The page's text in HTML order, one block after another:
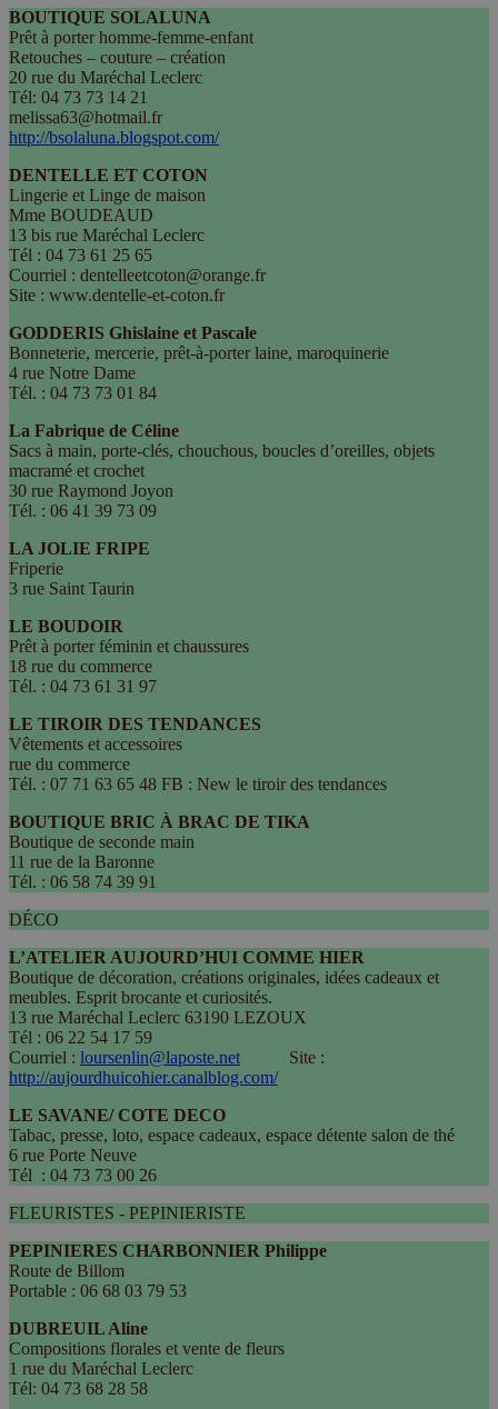
BOUTIQUE SOLALUNA
Prêt à porter homme-femme-enfant
Retouches – couture – création
20 rue du Maréchal Leclerc
Tél: 04 73 73 14 21
melissa63@hotmail.fr
http://bsolaluna.blogspot.com/
DENTELLE ET COTON
Lingerie et Linge de maison
Mme BOUDEAUD
13 bis rue Maréchal Leclerc
Tél : 04 73 61 25 65
Courriel : dentelleetcoton@orange.fr
Site : www.dentelle-et-coton.fr
GODDERIS Ghislaine et Pascale
Bonneterie, mercerie, prêt-à-porter laine, maroquinerie
4 rue Notre Dame
Tél. : 04 73 73 01 84
La Fabrique de Céline
Sacs à main, porte-clés, chouchous, boucles d’oreilles, objets
macramé et crochet
30 rue Raymond Joyon
Tél. : 06 41 39 73 09
LA JOLIE FRIPE
Friperie
3 rue Saint Taurin
LE BOUDOIR
Prêt à porter féminin et chaussures
18 rue du commerce
Tél. : 04 73 61 31 97
LE TIROIR DES TENDANCES
Vêtements et accessoires
rue du commerce
Tél. : 07 71 63 65 48 FB : New le tiroir des tendances
BOUTIQUE BRIC À BRAC DE TIKA
Boutique de seconde main
11 rue de la Baronne
Tél. : 06 58 74 39 91
DÉCO
L’ATELIER AUJOURD’HUI COMME HIER
Boutique de décoration, créations originales, idées cadeaux et
meubles. Esprit brocante et curiosités.
13 rue Maréchal Leclerc 63190 LEZOUX
Tél : 06 22 54 17 59
Courriel : loursenlin@laposte.net Site :
http://aujourdhuicohier.canalblog.com/
LE SAVANE/ COTE DECO
Tabac, presse, loto, espace cadeaux, espace détente salon de thé
6 rue Porte Neuve
Tél : 04 73 73 00 26
FLEURISTES - PEPINIERISTE
PEPINIERES CHARBONNIER Philippe
Route de Billom
Portable : 06 68 03 79 53
DUBREUIL Aline
Compositions florales et vente de fleurs
1 rue du Maréchal Leclerc
Tél: 04 73 68 28 58